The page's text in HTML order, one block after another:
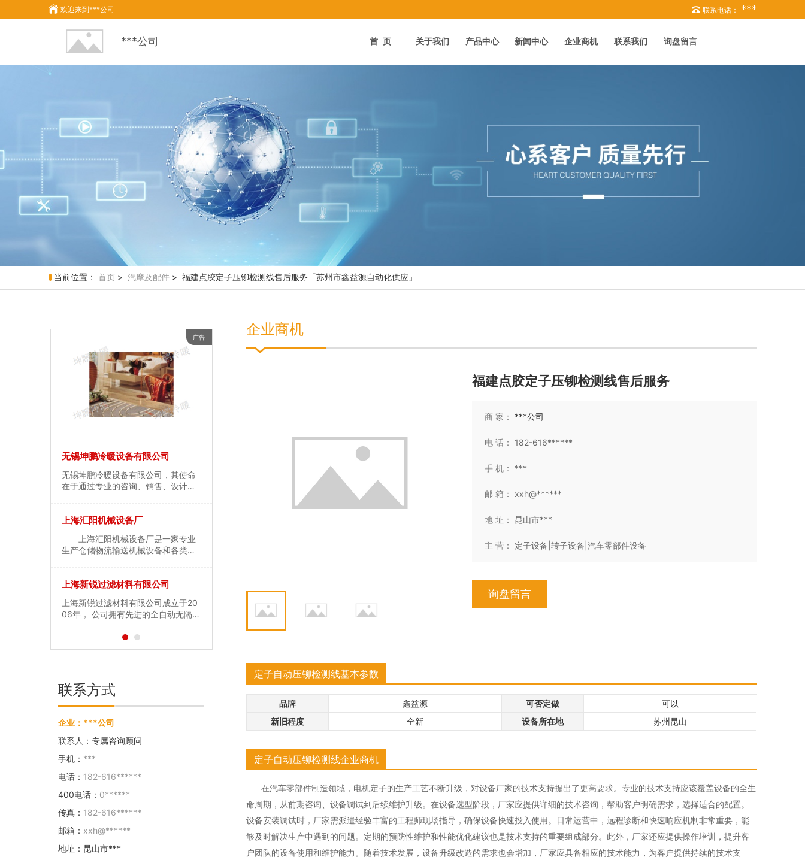
欢迎来到***公司 联系电话： ***
***公司 首页 关于我们 产品中心 新闻中心 企业商机 联系我们 询盘留言
当前位置： 首页> 汽摩及配件> 福建点胶定子压铆检测线售后服务「苏州市鑫益源自动化供应」
企业商机
福建点胶定子压铆检测线售后服务
商 家： ***公司
电 话： 182-616******
手 机： ***
邮 箱： xxh@******
地 址： 昆山市***
主 营： 定子设备|转子设备|汽车零部件设备
询盘留言
定子自动压铆检测线基本参数
品牌 鑫益源 可否定做
可以
新旧程度
全新 设备所在地 苏州昆山
定子自动压铆检测线企业商机
在汽车零部件制造领域，电机定子的生产工艺不断升级，对设备厂家的技术支持提出了更高要求。专业的技术支持应该覆盖设备的全生
命周期，从前期咨询、设备调试到后续维护升级。在设备选型阶段，厂家应提供详细的技术咨询，帮助客户明确需求，选择适合的配置。
设备安装调试时，厂家需派遣经验丰富的工程师现场指导，确保设备快速投入使用。日常运营中，远程诊断和快速响应机制非常重要，能
够及时解决生产中遇到的问题。定期的预防性维护和性能优化建议也是技术支持的重要组成部分。此外，厂家还应提供操作培训，提升客
户团队的设备使用和维护能力。随着技术发展，设备升级改造的需求也会增加，厂家应具备相应的技术能力，为客户提供持续的技术支
广告
无锡坤鹏冷暖设备有限公司
无锡坤鹏冷暖设备有限公司，其使命
在于通过专业的咨询、销售、设计、
理、中央循环热水、以及中央空调等
系统解决方...
上海汇阳机械设备厂
上海汇阳机械设备厂是一家专业
生产仓储物流输送机械设备和各类输
家。 主要产品有皮带输送机,滚筒
广...
上海新锐过滤材料有限公司
上海新锐过滤材料有限公司成立于20
06年， 公司拥有先进的全自动无隔
进口混合灌注机、全自动无缝连接灌
注机等专业的空气过滤器生产制造设
Me...
上海禹通机械有限公司是专业生产包
装，装盒机等装盒机械的生产企业，
其主要产品有 药品装盒机和自动装盒
机,包括药板连线型装盒机、药瓶型自
砂浆生产设备系列、节能型三...
上海兆亿衡器有限公司及上海兆喆称
重设备有限公司是由一批工程技术人
机、自动化...
无锡坤鹏冷暖设备有限公司，其使命
在于通过专业的咨询、销售、设计、
施工、售后服务于一体，同时为用户
提供地板采暖、暖气片采暖、水处
理、中央循环热水、以及中央空调等
生产仓储物流输送机械设备和各类输
输送机,链板输送机,输送滚筒系列等，
上海新锐过滤材料有限公司成立于20
联系方式
企业： ***公司
联系人： 专属咨询顾问
手机： ***
电话： 182-616******
400电话： 0******
传真： 182-616******
邮箱： xxh@******
地址： 昆山市***